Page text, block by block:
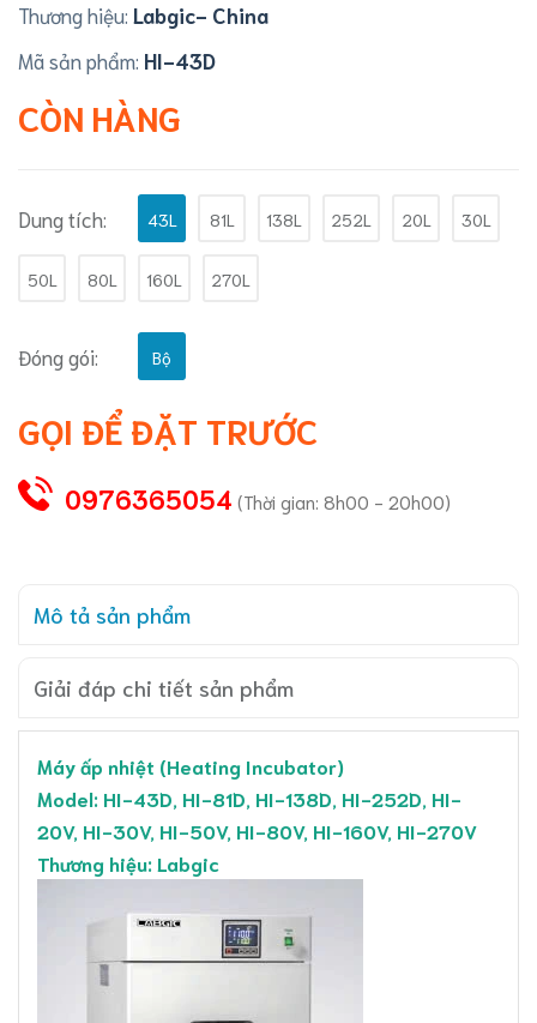
Thương hiệu: Labgic- China
Mã sản phẩm: HI-43D
CÒN HÀNG
Dung tích: 43L 81L 138L 252L 20L 30L
50L 80L 160L 270L
Đóng gói: Bộ
GỌI ĐỂ ĐẶT TRƯỚC
0976365054 (Thời gian: 8h00 - 20h00)
Mô tả sản phẩm
Giải đáp chi tiết sản phẩm
Máy ấp nhiệt (Heating Incubator)
Model: HI-43D, HI-81D, HI-138D, HI-252D, HI-
20V, HI-30V, HI-50V, HI-80V, HI-160V, HI-270V
Thương hiệu: Labgic